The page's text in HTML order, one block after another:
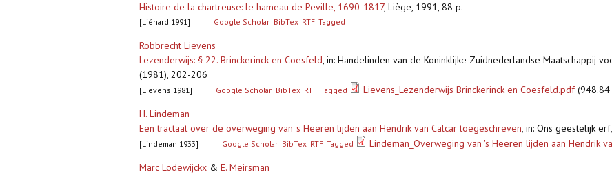
Histoire de la chartreuse: le hameau de Peville, 1690-1817, Liège, 1991, 88 p.
[Liénard 1991] Google Scholar BibTex RTF Tagged
Robbrecht Lievens
Lezenderwijs: § 22. Brinckerinck en Coesfeld, in: Handelinden van de Koninklijke Zuidnederlandse Maatschappij
(1981), 202-206
[Lievens 1981] Google Scholar BibTex RTF Tagged Lievens_Lezenderwijs Brinckerinck en Coesfeld.pdf(948.84
H. Lindeman
Een tractaat over de overweging van 's Heeren lijden aan Hendrik van Calcar toegeschreven, in: Ons geestelijk
[Lindeman 1933] Google Scholar BibTex RTF Tagged Lindeman_Overweging van 's Heeren lijden aan Hendrik
Marc Lodewijckx & E. Meirsman